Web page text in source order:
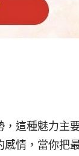
這種魅力主
情，當你把